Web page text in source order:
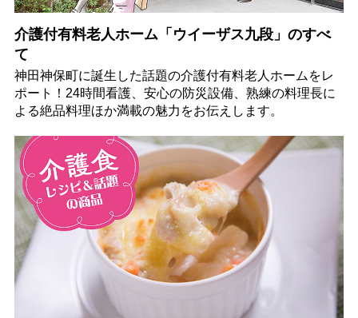
介護付有料老人ホーム「ウイーザス九段」のすべ
て
神田神保町に誕生した話題の介護付有料老人ホームをレ
ポート！24時間看護、安心の防災設備、熟練の料理長に
よる絶品料理ほか満載の魅力をお伝えします。